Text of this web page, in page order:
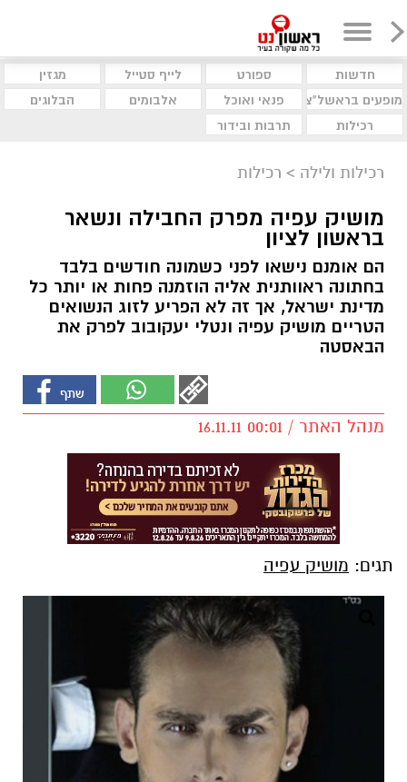
חדשות ספורט לייף סטייל
מגזין
מופעים בראשל"צ
פנאי ואוכל אלבומים
הבלוגים
רכילות
תרבות ובידור
רכילות ולילה > רכילות
מושיק עפיה מפרק החבילה ונשאר
בראשון לציון
הם אומנם נישאו לפני כשמונה חודשים בלבד
בחתונה ראוותנית אליה הוזמנה פחות או יותר כל
מדינת ישראל, אך זה לא הפריע לזוג הנשואים
הטריים מושיק עפיה ונטלי יעקובוב לפרק את
הבאסטה
מנהל האתר / 00:01 16.11.11
תגים: מושיק עפיה